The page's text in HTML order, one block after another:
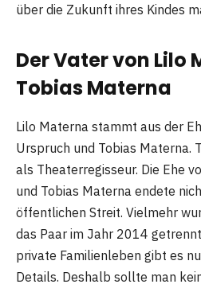
über die Zukunft ihres Kindes
Der Vater von Lilo
Tobias Materna
Lilo Materna stammt aus der
Urspruch und Tobias Materna.
als Theaterregisseur. Die Ehe
und Tobias Materna endete
öffentlichen Streit. Vielmehr
das Paar im Jahr 2014
private Familienleben gibt es
Details. Deshalb sollte man